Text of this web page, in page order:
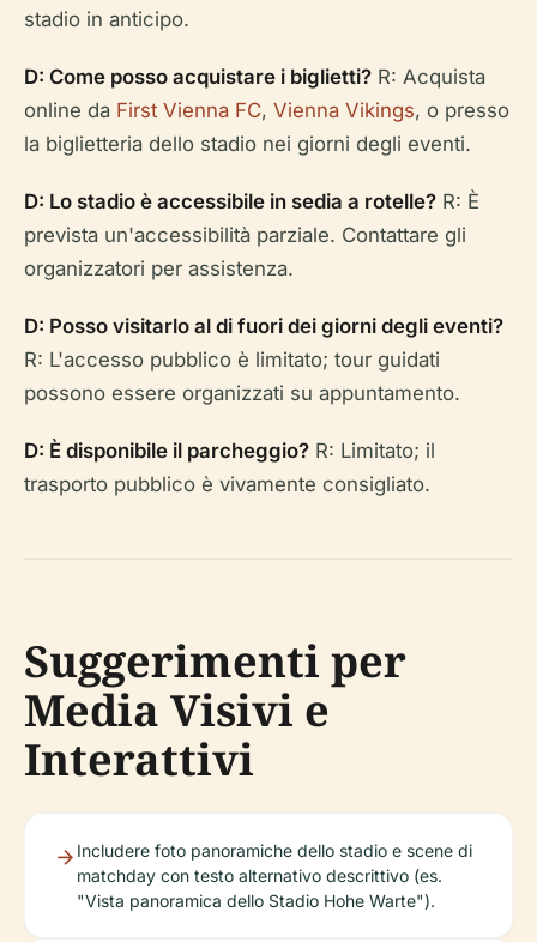
stadio in anticipo.
D: Come posso acquistare i biglietti? R: Acquista
online da First Vienna FC, Vienna Vikings, o presso
la biglietteria dello stadio nei giorni degli eventi.
D: Lo stadio è accessibile in sedia a rotelle? R: È
prevista un'accessibilità parziale. Contattare gli
organizzatori per assistenza.
D: Posso visitarlo al di fuori dei giorni degli eventi?
R: L'accesso pubblico è limitato; tour guidati
possono essere organizzati su appuntamento.
D: È disponibile il parcheggio? R: Limitato; il
trasporto pubblico è vivamente consigliato.
Suggerimenti per
Media Visivi e
Interattivi
Includere foto panoramiche dello stadio e scene di
matchday con testo alternativo descrittivo (es.
"Vista panoramica dello Stadio Hohe Warte").